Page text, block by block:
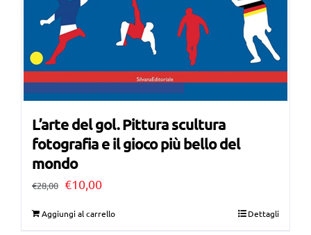
L’arte del gol. Pittura scultura
fotografia e il gioco più bello del
mondo
€28,00 Il
€10,00Il
Aggiungi al carrello Dettagli